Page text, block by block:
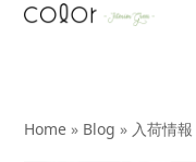
SkipOpen
Close
Home » Blog » 入荷情報